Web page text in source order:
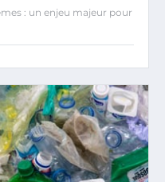
: un enjeu majeur pour